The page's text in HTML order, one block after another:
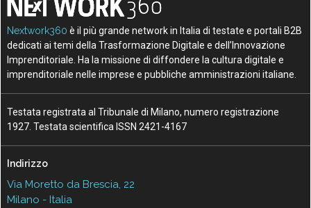
Nextwork360 è il più grande network in Italia di testate e portali B2B
dedicati ai temi della Trasformazione Digitale e dell’Innovazione
Imprenditoriale. Ha la missione di diffondere la cultura digitale e
imprenditoriale nelle imprese e pubbliche amministrazioni italiane.
Testata registrata al Tribunale di Milano, numero registrazione
1927. Testata scientifica ISSN 2421-4167
Indirizzo
Via Moretto da Brescia, 22
Milano - Italia